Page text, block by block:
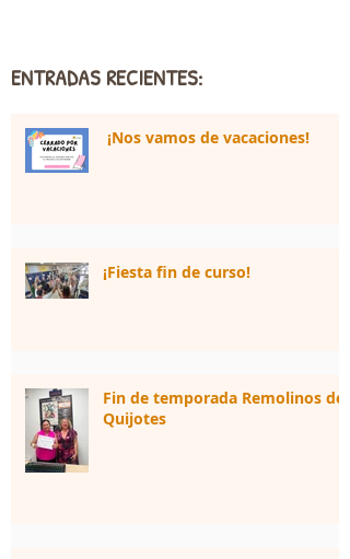
ENTRADAS RECIENTES:
¡Nos vamos de vacaciones!
¡Fiesta fin de curso!
Fin de temporada Remolinos de
Quijotes